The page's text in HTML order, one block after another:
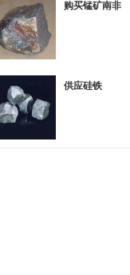
购买锰矿南非
供应硅铁